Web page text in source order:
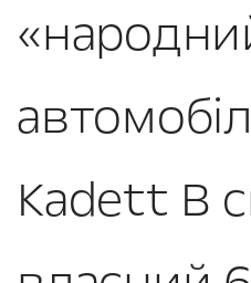
Kadett B